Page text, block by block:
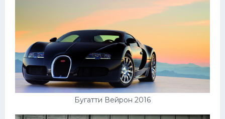
Бугатти Вейрон 2016
Подводные лодки
Митсубиси
Киа
Танки
Крайслер